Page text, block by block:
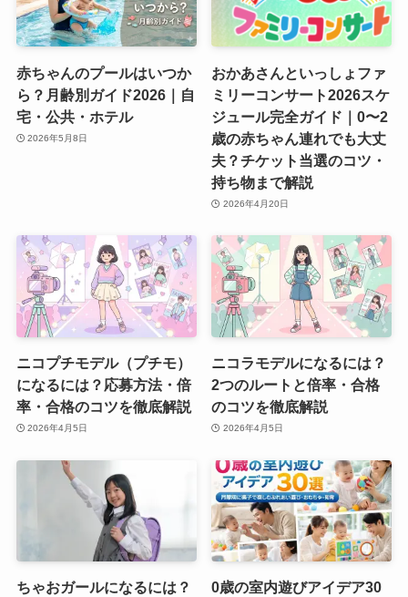
赤ちゃんのプールはいつか
ら？月齢別ガイド2026｜自
宅・公共・ホテル
2026年5月8日
おかあさんといっしょファ
ミリーコンサート2026スケ
ジュール完全ガイド｜0〜2
歳の赤ちゃん連れでも大丈
夫？チケット当選のコツ・
持ち物まで解説
2026年4月20日
ニコプチモデル（プチモ）
になるには？応募方法・倍
率・合格のコツを徹底解説
2026年4月5日
ニコラモデルになるには？
2つのルートと倍率・合格
のコツを徹底解説
2026年4月5日
ちゃおガールになるには？
0歳の室内遊びアイデア30